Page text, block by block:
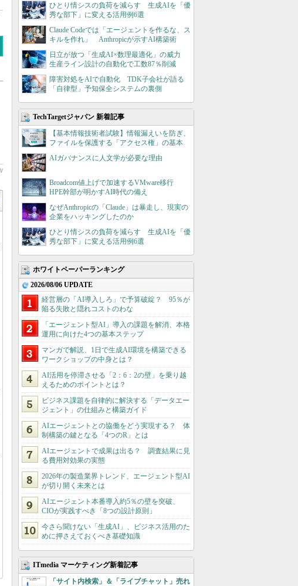
ひとり情シスの負荷を減らす 生成AIを「優
秀な部下」に変える活用例6選
Claude Codeでは「エージェントを作るな、ス
キルを作れ」 Anthropicが示すAI構築術
日立が放つ「生成AI×数理最適化」の威力
生産ライン設計の自動化で工数87％削減
障害対処をAIで自動化 TDK子会社が語る
「自律型」予知保全システムの裏側
TechTargetジャパン 新着記事
【基本情報技術者試験】情報漏えいを防ぎ、
ファイルを保護する「アクセス権」の基本
AIガバナンスに人文学が必要な理由
Broadcom値上げで加速するVMware移行
HPE幹部が明かすAI時代の備え
なぜAnthropicの「Claude」は暴走し、現実の
企業をハッキングしたのか
ひとり情シスの負荷を減らす 生成AIを「優
秀な部下」に変える活用例6選
ホワイトペーパーランキング
2026/08/06 UPDATE
経営層の「AI導入しろ」で予算破綻？ 95％が
陥る失敗と隠れコストのわな
「エージェント型AI」導入の課題を解消、本格
運用に向けた4つの基本ステップ
マンガで解説、1日で生成AI環境を構築できる
ワークショップの中身とは？
AI活用を停滞させる「2：6：2の壁」を乗り越
えるためのポイントとは？
ビジネス課題を自律的に解決する「データエー
ジェント」の仕組みと構築ガイド
AIエージェントとの協働をどう実現する？ 体
制構築の鍵となる「4つのR」とは
AIエージェントで成果は出る？ 調査結果に見
る費用対効果の実態
2026年の製造業界トレンド、エージェント型AI
が切り開く未来とは
AIエージェント本番導入約5％の壁を突破、
CIOが実践すべき「8つの設計原則」
今さら聞けない「生成AI」、ビジネス活用のた
めに押さえておくべき基礎知識
ITmedia マーケティング新着記事
「サイト内検索」＆「ライブチャット」売れ